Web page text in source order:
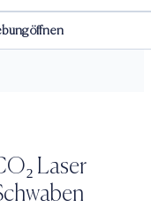
öffnen
Laser